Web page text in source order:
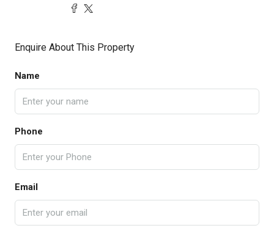
Enquire About This Property
Name
Phone
Email